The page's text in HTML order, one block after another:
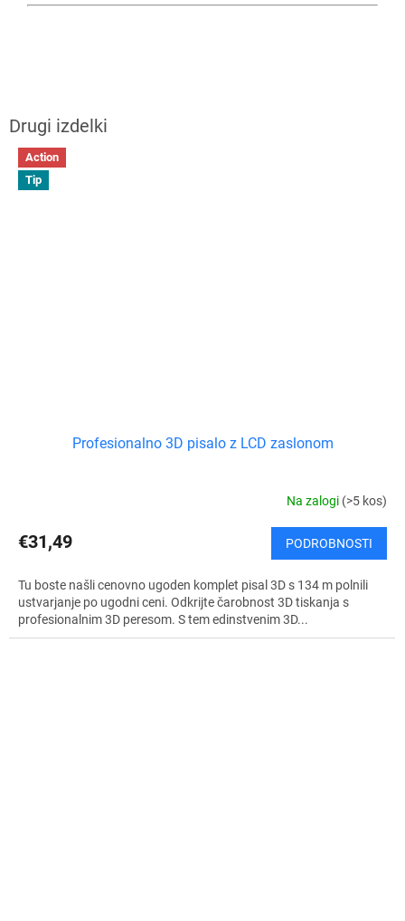
Action
Tip
Profesionalno 3D pisalo z LCD zaslonom
Na zalogi (>5 kos)
€31,49 PODROBNOSTI
Tu boste našli cenovno ugoden komplet pisal 3D s 134 m polnili
ustvarjanje po ugodni ceni. Odkrijte čarobnost 3D tiskanja s
profesionalnim 3D peresom. S tem edinstvenim 3D...